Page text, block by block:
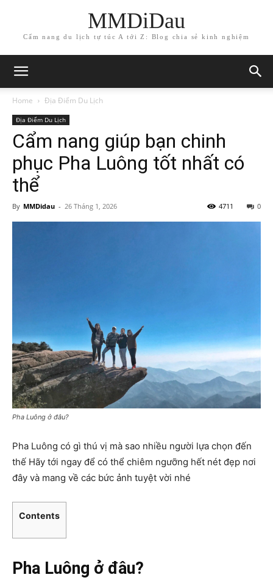
MMDiDau
Cẩm nang du lịch tự túc A tới Z: Blog chia sẻ kinh nghiệm
Home Địa Điểm Du Lịch
Địa Điểm Du Lịch
Cẩm nang giúp bạn chinh
phục Pha Luông tốt nhất có
thể
By MMDidau - 26 Tháng 1, 2026 0
4711
Pha Luông ở đâu?
Pha Luông có gì thú vị mà sao nhiều người lựa chọn đến
thế Hãy tới ngay để có thể chiêm ngưỡng hết nét đẹp nơi
đây và mang về các bức ảnh tuyệt vời nhé
Contents
Pha Luông ở đâu?